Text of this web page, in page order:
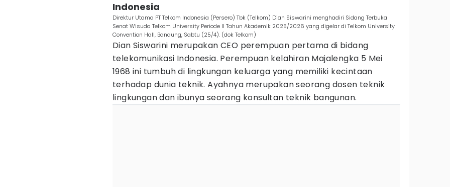
Indonesia
Direktur Utama PT Telkom Indonesia (Persero) Tbk (Telkom) Dian Siswarini menghadiri Sidang Terbuka
Senat Wisuda Telkom University Periode II Tahun Akademik 2025/2026 yang digelar di Telkom University
Convention Hall, Bandung, Sabtu (25/4). (dok Telkom)
Dian Siswarini merupakan CEO perempuan pertama di bidang
telekomunikasi Indonesia. Perempuan kelahiran Majalengka 5 Mei
1968 ini tumbuh di lingkungan keluarga yang memiliki kecintaan
terhadap dunia teknik. Ayahnya merupakan seorang dosen teknik
lingkungan dan ibunya seorang konsultan teknik bangunan.